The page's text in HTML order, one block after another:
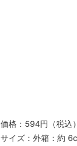
価格：594円（税込）
サイズ：外箱：約